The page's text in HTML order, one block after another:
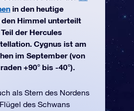
in den heutige
Himmel unterteilt
der Hercules
Cygnus ist am
im September (von
+90° bis -40°).
als Stern des Nordens
des Schwans